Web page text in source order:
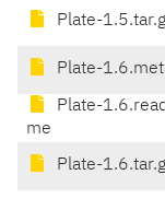
Plate-
Plate-
Plate-1.6.read
me
Plate-